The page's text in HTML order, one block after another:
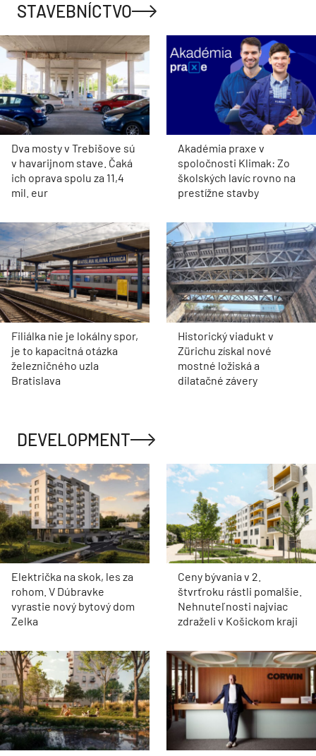
STAVEBNÍCTVO
Dva mosty v Trebišove sú
v havarijnom stave. Čaká
ich oprava spolu za 11,4
mil. eur
Akadémia praxe v
spoločnosti Klimak: Zo
školských lavíc rovno na
prestížne stavby
Filiálka nie je lokálny spor,
je to kapacitná otázka
železničného uzla
Bratislava
Historický viadukt v
Zürichu získal nové
mostné ložiská a
dilatačné závery
DEVELOPMENT
Električka na skok, les za
rohom. V Dúbravke
vyrastie nový bytový dom
Zelka
Ceny bývania v 2.
štvrťroku rástli pomalšie.
Nehnuteľnosti najviac
zdraželi v Košickom kraji